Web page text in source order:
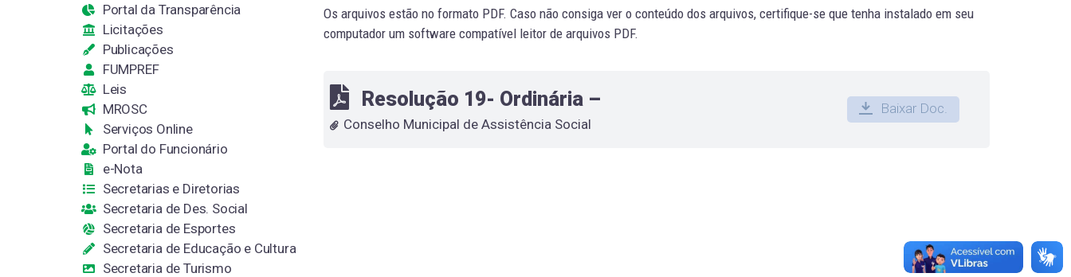
Portal da Transparência
Licitações
Publicações
FUMPREF
Leis
MROSC
Serviços Online
Portal do Funcionário
e-Nota
Secretarias e Diretorias
Secretaria de Des. Social
Secretaria de Esportes
Secretaria de Educação e Cultura
Secretaria de Turismo
Os arquivos estão no formato PDF. Caso não consiga ver o conteúdo dos arquivos, certifique-se que tenha instalado em seu
computador um software compatível leitor de arquivos PDF.
Resolução 19- Ordinária –
Conselho Municipal de Assistência Social
Baixar Doc.